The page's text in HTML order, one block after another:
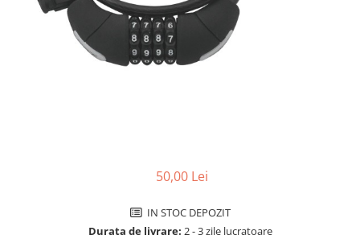
Antifurt bicicleta
Cosuri bicicleta
Bidoane si suporti bicicleta
Oglinzi bicicleta
50,00 Lei
IN STOC DEPOZIT
Durata de livrare: 2 - 3 zile lucratoare